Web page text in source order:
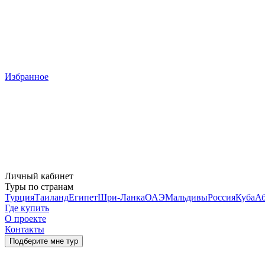
Избранное
Личный кабинет
Туры по странам
ТурцияТаиландЕгипетШри-ЛанкаОАЭМальдивыРоссияКуба
Где купить
О проекте
Контакты
Подберите мне тур